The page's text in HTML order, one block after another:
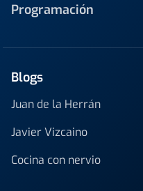
Programación
Blogs
Juan de la Herrán
Javier Vizcaino
Cocina con nervio